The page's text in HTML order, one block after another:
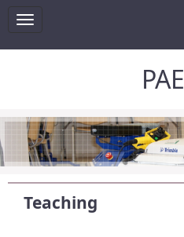
Toggle
navigation
PAE
Teaching